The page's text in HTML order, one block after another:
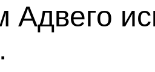
Адвего